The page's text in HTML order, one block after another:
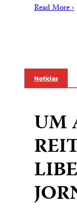
Read More ›
Notícias
UM